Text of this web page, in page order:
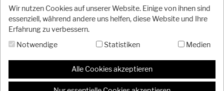
Wir nutzen Cookies auf unserer Website. Einige von ihnen sind
essenziell, während andere uns helfen, diese Website und Ihre
Erfahrung zu verbessern.
Notwendige
Statistiken Medien
Alle Cookies akzeptieren
WEITERLESEN